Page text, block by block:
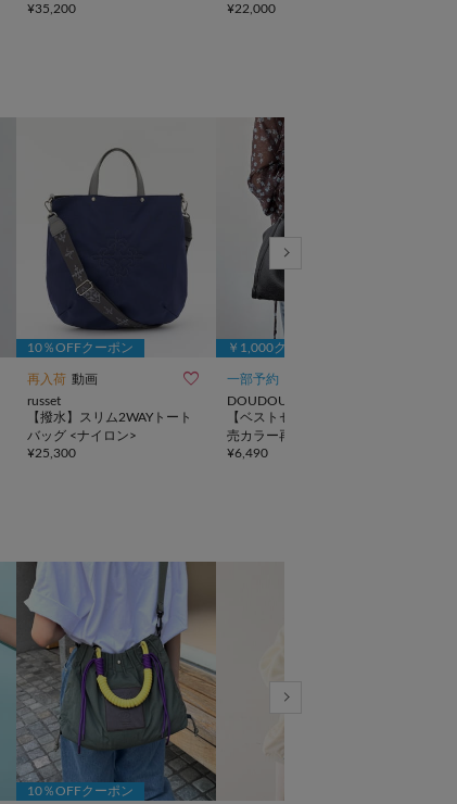
¥35,200
バッグ
¥22,000
10％OFFクーポン
再入荷 動画 
russet
【撥水】スリム2WAYトート
バッグ <ナイロン>
¥25,300
￥1,000クーポン
一部予約
DOUDOU
【ベストセラーアイテム/完
売カラー再追加！】ミニショ
ルダー付ソフトレザー調ミニ
¥6,490
10％OFFクーポン